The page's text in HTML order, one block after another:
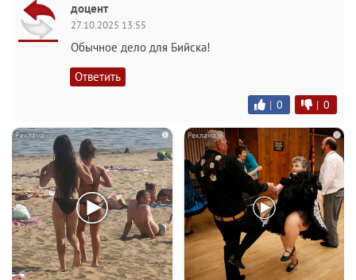
доцент
27.10.2025 13:55
Обычное дело для Бийска!
Ответить
| 0 | 0
i i